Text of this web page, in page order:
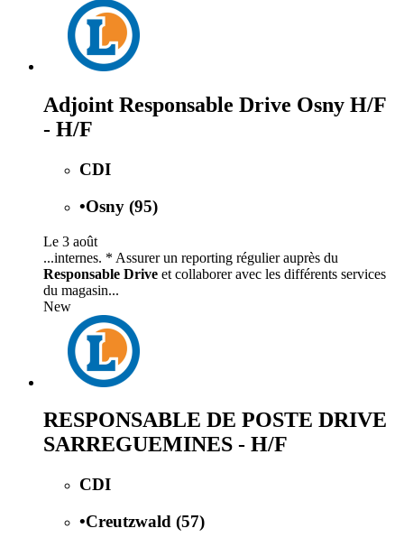
Adjoint Responsable Drive Osny H/F
- H/F
CDI
•Osny (95)
Le 3 août
...internes. * Assurer un reporting régulier auprès du
Responsable Drive et collaborer avec les différents services
du magasin...
New
RESPONSABLE DE POSTE DRIVE
SARREGUEMINES - H/F
CDI
•Creutzwald (57)